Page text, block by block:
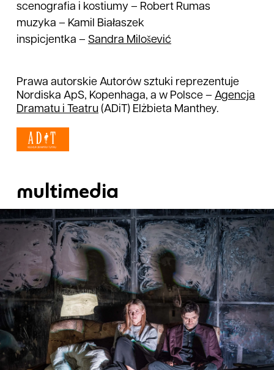
scenografia i kostiumy – Robert Rumas
muzyka – Kamil Białaszek
inspicjentka – Sandra Milošević
Prawa autorskie Autorów sztuki reprezentuje
Nordiska ApS, Kopenhaga, a w Polsce – Agencja
Dramatu i Teatru (ADiT) Elżbieta Manthey.
multimedia